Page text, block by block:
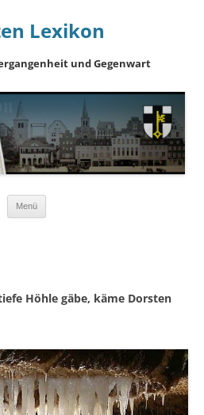
Lexikon
und Gegenwart
Menü
Höhle gäbe, käme Dorsten